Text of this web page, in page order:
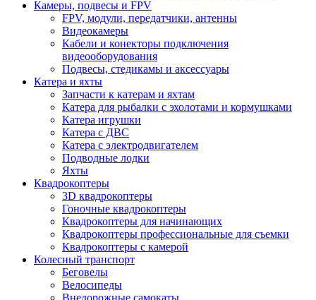
Камеры, подвесы и FPV
FPV, модули, передатчики, антенны
Видеокамеры
Кабели и конекторы подключения
видеооборудования
Подвесы, стедикамы и аксессуары
Катера и яхты
Запчасти к катерам и яхтам
Катера для рыбалки с эхолотами и кормушками
Катера игрушки
Катера с ДВС
Катера с электродвигателем
Подводные лодки
Яхты
Квадрокоптеры
3D квадрокоптеры
Гоночные квадрокоптеры
Квадрокоптеры для начинающих
Квадрокоптеры профессиональные для съемки
Квадрокоптеры с камерой
Колесный транспорт
Беговелы
Велосипеды
Внедорожные самокаты